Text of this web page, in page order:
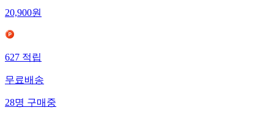
20,900원
627적립
무료배송
28명구매중